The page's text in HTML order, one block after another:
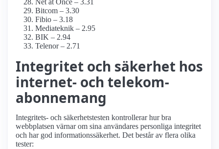
Net at Once – 3.31
Bitcom – 3.30
Fibio – 3.18
Mediateknik – 2.95
BIK – 2.94
Telenor – 2.71
Integritet och säkerhet hos
internet- och telekom-
abonnemang
Integritets- och säkerhetstesten kontrollerar hur bra
webbplatsen värnar om sina användares personliga integritet
och har god informations­säkerhet. Det består av flera olika
tester: